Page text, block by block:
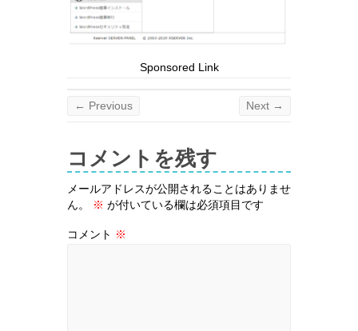
Sponsored Link
← Previous Next →
コメントを残す
メールアドレスが公開されることはありませ
ん。
※ が付いている欄は必須項目です
コメント ※